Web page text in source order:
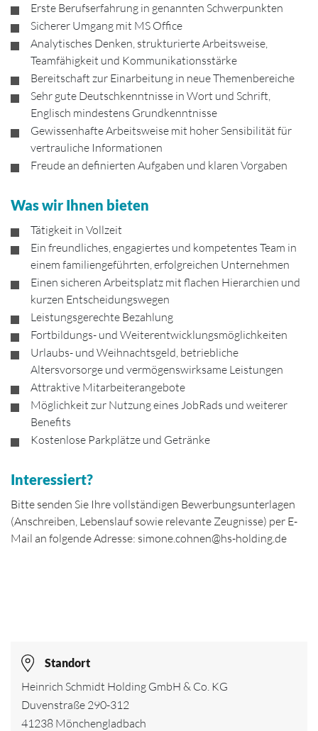
Erste Berufserfahrung in genannten Schwerpunkten
Sicherer Umgang mit MS Office
Analytisches Denken, strukturierte Arbeitsweise,
Teamfähigkeit und Kommunikationsstärke
Bereitschaft zur Einarbeitung in neue Themenbereiche
Sehr gute Deutschkenntnisse in Wort und Schrift,
Englisch mindestens Grundkenntnisse
Gewissenhafte Arbeitsweise mit hoher Sensibilität für
vertrauliche Informationen
Freude an definierten Aufgaben und klaren Vorgaben
Was wir Ihnen bieten
Tätigkeit in Vollzeit
Ein freundliches, engagiertes und kompetentes Team in
einem familiengeführten, erfolgreichen Unter­neh­men
Einen sicheren Arbeitsplatz mit flachen Hierarchien und
kurzen Entscheidungswegen
Leistungsgerechte Bezahlung
Fortbildungs- und Weiterentwicklungsmöglichkeiten
Urlaubs- und Weihnachtsgeld, betriebliche
Altersvorsorge und vermögenswirksame Leistungen
Attraktive Mitarbeiterangebote
Möglichkeit zur Nutzung eines JobRads und weiterer
Benefits
Kostenlose Parkplätze und Getränke
Interessiert?
Bitte senden Sie Ihre vollständigen Bewerbungsunterlagen
(Anschreiben, Lebenslauf sowie relevante Zeugnisse) per E-
Mail an folgende Adresse: simone.cohnen@hs-holding.de
Standort
Heinrich Schmidt Holding GmbH & Co. KG
Duvenstraße 290-312
41238 Mönchengladbach